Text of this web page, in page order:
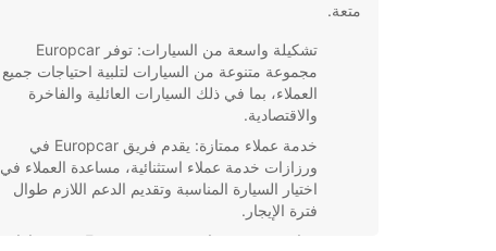
متعة.
تشكيلة واسعة من السيارات: توفر Europcar
مجموعة متنوعة من السيارات لتلبية احتياجات جميع
العملاء، بما في ذلك السيارات العائلية والفاخرة
والاقتصادية.
خدمة عملاء ممتازة: يقدم فريق Europcar في
ورزازات خدمة عملاء استثنائية، مساعدة العملاء في
اختيار السيارة المناسبة وتقديم الدعم اللازم طوال
فترة الإيجار.
مواقع مريحة: تتواجد فروع Europcar في ورزازات